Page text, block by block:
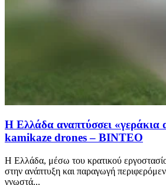
Η Ελλάδα αναπτύσσει «γεράκια
kamikaze drones – ΒΙΝΤΕΟ
Η Ελλάδα, μέσω του κρατικού
στην ανάπτυξη και παραγωγή
γνωστά...